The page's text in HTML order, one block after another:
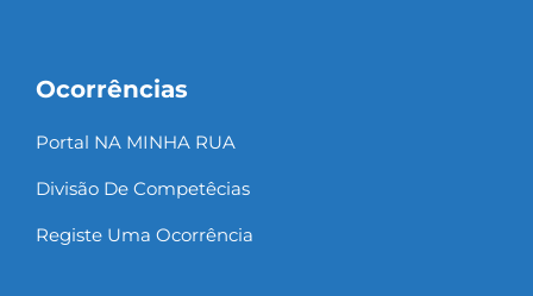
Ocorrências
Portal NA MINHA RUA
Divisão De Competêcias
Registe Uma Ocorrência